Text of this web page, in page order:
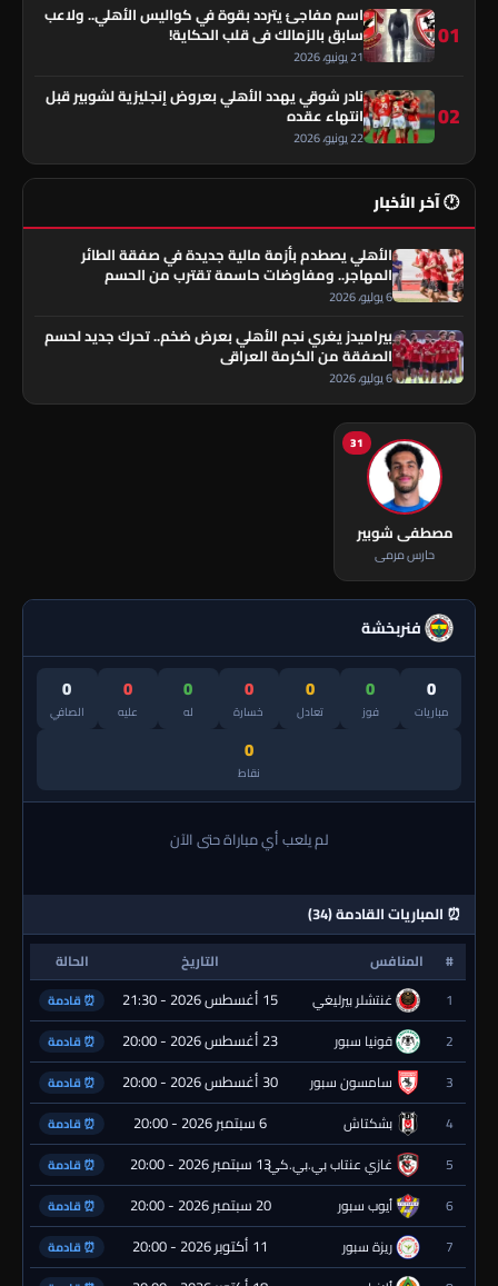
01
اسم مفاجئ يتردد بقوة في كواليس الأهلي.. ولاعب
سابق بالزمالك في قلب الحكاية!
21 يونيو، 2026
02
نادر شوقي يهدد الأهلي بعروض إنجليزية لشوبير قبل
انتهاء عقده
22 يونيو، 2026
🕐 آخر الأخبار
الأهلي يصطدم بأزمة مالية جديدة في صفقة الطائر
المهاجر.. ومفاوضات حاسمة تقترب من الحسم
6 يوليو، 2026
بيراميدز يغري نجم الأهلي بعرض ضخم.. تحرك جديد لحسم
الصفقة من الكرمة العراقي
6 يوليو، 2026
31
مصطفى شوبير
حارس مرمى
فنربخشة
0
مباريات
0
فوز
0
تعادل
0
خسارة
0
له
0
عليه
0
الصافي
0
نقاط
لم يلعب أي مباراة حتى الآن
⏰ المباريات القادمة (34)
# المنافس التاريخ
الحالة
1
غنتشلر بيرليغي 15 أغسطس 2026 - 21:30 ⏰ قادمة
2 قونيا سبور 23 أغسطس 2026 - 20:00 ⏰ قادمة
3 سامسون سبور 30 أغسطس 2026 - 20:00 ⏰ قادمة
4 بشكتاش 6 سبتمبر 2026 - 20:00 ⏰ قادمة
5 غازي عنتاب بي.بي.كي.13 سبتمبر 2026 - 20:00 ⏰ قادمة
6 أيوب سبور 20 سبتمبر 2026 - 20:00 ⏰ قادمة
7 ريزة سبور 11 أكتوبر 2026 - 20:00 ⏰ قادمة